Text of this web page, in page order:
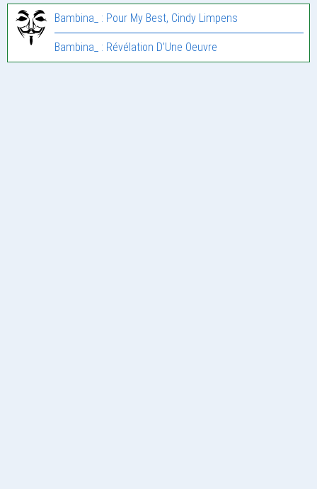
Bambina_ : Pour My Best, Cindy Limpens
Bambina_ : Révélation D’Une Oeuvre